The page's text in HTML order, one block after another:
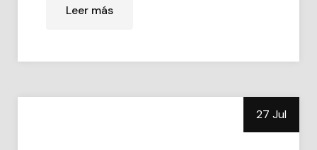
Leer más
27 Jul